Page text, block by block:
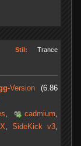
Stil: Trance
-Version (6.86
, cadmium,
, SideKick v3,